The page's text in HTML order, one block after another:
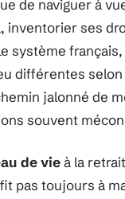
de naviguer à
inventorier ses
système
différentes
jalonné de
souvent
de vieà la
pas toujours à